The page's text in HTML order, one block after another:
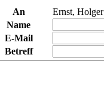
An
Ernst, Holger
Name
E-Mail
Betreff